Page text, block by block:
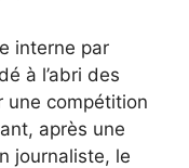
interne par
à l’abri des
une compétition
après une
journaliste, le